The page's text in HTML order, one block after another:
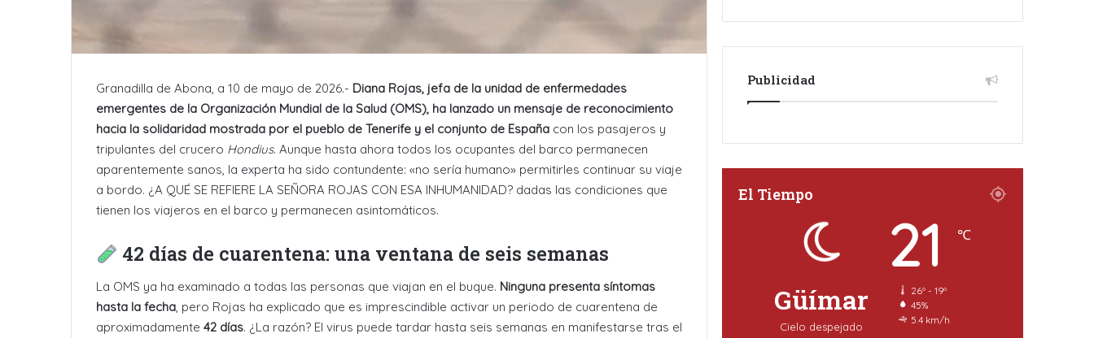
Granadilla de Abona, a 10 de mayo de 2026.- Diana Rojas, jefa de la unidad de enfermedades
emergentes de la Organización Mundial de la Salud (OMS), ha lanzado un mensaje de reconocimiento
hacia la solidaridad mostrada por el pueblo de Tenerife y el conjunto de España con los pasajeros y
tripulantes del crucero Hondius. Aunque hasta ahora todos los ocupantes del barco permanecen
aparentemente sanos, la experta ha sido contundente: «no sería humano» permitirles continuar su viaje
a bordo. ¿A QUÉ SE REFIERE LA SEÑORA ROJAS CON ESA INHUMANIDAD? dadas las condiciones que
tienen los viajeros en el barco y permanecen asintomáticos.
42 días de cuarentena: una ventana de seis semanas
La OMS ya ha examinado a todas las personas que viajan en el buque. Ninguna presenta síntomas
hasta la fecha, pero Rojas ha explicado que es imprescindible activar un periodo de cuarentena de
aproximadamente 42 días. ¿La razón? El virus puede tardar hasta seis semanas en manifestarse tras el
Publicidad
El Tiempo
Güímar
Cielo despejado
21 ℃
26º - 19º
45%
5.4 km/h